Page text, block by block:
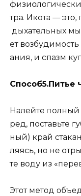
тра. Икота —
дыхательных
ет
ания, и спазм
Способ5.Питье
Налейте полный
ред, поставьте
ный) край
ляясь, но не
те воду из
Этот метод